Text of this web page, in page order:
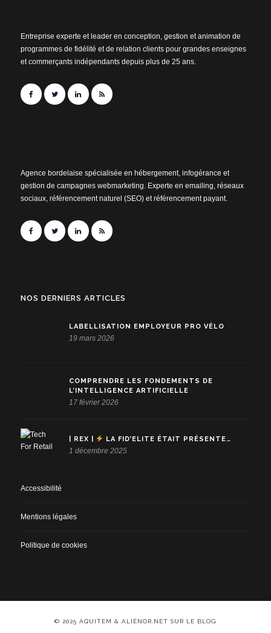
Entreprise experte et leader en conception, gestion et animation de
programmes de fidélité et de relation clients pour grandes enseignes
et commerçants indépendants depuis plus de 25 ans.
Agence bordelaise spécialisée en hébergement, infogérance et
gestion de campagnes webmarketing. Experte en emailing, réseaux
sociaux, référencement naturel (SEO) et référencement payant.
NOS DERNIERS ARTICLES
LABELLISATION EMPLOYEUR PRO VÉLO
19 mars 2026
COMPRENDRE LES FONDEMENTS DE
L’INTELLIGENCE ARTIFICIELLE
17 février 2026
| REX | LA FID’ELITE ÉTAIT PRÉSENTE…
1 décembre 2025
Accessibilité
Mentions légales
Politique de cookies
© 2025 AQUITEM & ALIÉNOR.NET SUR LE BLOG